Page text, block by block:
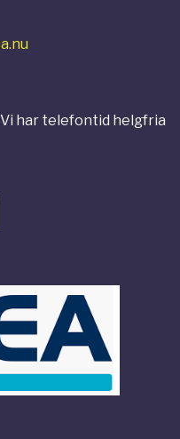
har telefontid helgfria